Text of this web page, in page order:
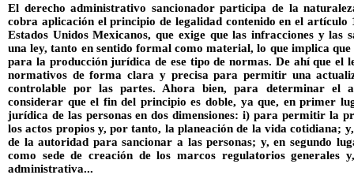
El derecho administrativo sancionador participa de la
cobra aplicación el principio de legalidad contenido en el artículo
Estados Unidos Mexicanos, que exige que las infracciones y las
una ley, tanto en sentido formal como material, lo que implica que
para la producción jurídica de ese tipo de normas. De ahí que el
normativos de forma clara y precisa para permitir una
controlable por las partes. Ahora bien, para determinar el
considerar que el fin del principio es doble, ya que, en primer
jurídica de las personas en dos dimensiones: i) para permitir la
los actos propios y, por tanto, la planeación de la vida
de la autoridad para sancionar a las personas; y, en segundo
como sede de creación de los marcos regulatorios generales
administrativa...